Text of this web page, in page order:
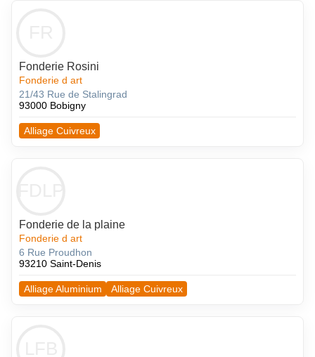
Fonderie Rosini
Fonderie d art
21/43 Rue de Stalingrad
93000 Bobigny
Alliage Cuivreux
Fonderie de la plaine
Fonderie d art
6 Rue Proudhon
93210 Saint-Denis
Alliage Aluminium Alliage Cuivreux